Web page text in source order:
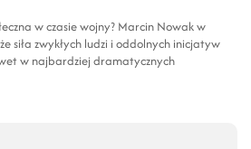
w czasie wojny? Marcin Nowak w
siła zwykłych ludzi i oddolnych inicjatyw
w najbardziej dramatycznych